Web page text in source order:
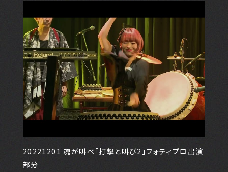
20221201 魂が叫べ「打撃と叫び2」フォティプロ出演
部分